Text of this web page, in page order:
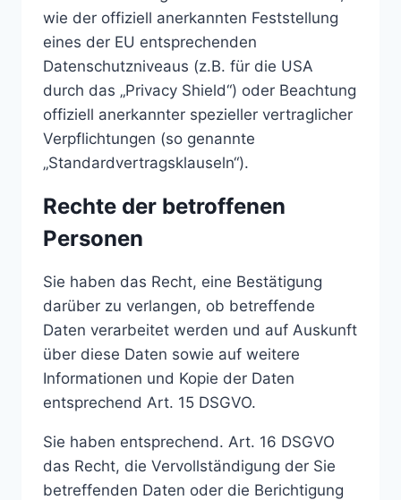
wie der offiziell anerkannten Feststellung
eines der EU entsprechenden
Datenschutzniveaus (z.B. für die USA
durch das „Privacy Shield“) oder Beachtung
offiziell anerkannter spezieller vertraglicher
Verpflichtungen (so genannte
„Standardvertragsklauseln“).
Rechte der betroffenen
Personen
Sie haben das Recht, eine Bestätigung
darüber zu verlangen, ob betreffende
Daten verarbeitet werden und auf Auskunft
über diese Daten sowie auf weitere
Informationen und Kopie der Daten
entsprechend Art. 15 DSGVO.
Sie haben entsprechend. Art. 16 DSGVO
das Recht, die Vervollständigung der Sie
betreffenden Daten oder die Berichtigung